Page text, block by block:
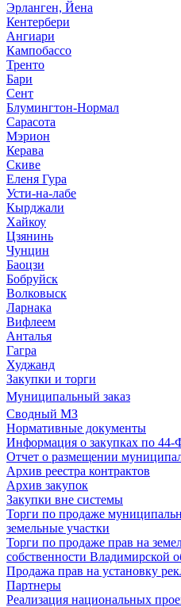
Эрланген, Йена
Кентербери
Ангиари
Кампобассо
Тренто
Бари
Сент
Блумингтон-Нормал
Сарасота
Мэрион
Керава
Скиве
Еленя Гура
Усти-на-лабе
Кырджали
Хайкоу
Цзянинь
Чунцин
Баоцзи
Бобруйск
Волковыск
Ларнака
Вифлеем
Анталья
Гагра
Худжанд
Закупки и торги
Муниципальный заказ
Сводный МЗ
Нормативные документы
Информация о закупках по 44-
Отчет о размещении
Архив реестра контрактов
Архив закупок
Закупки вне системы
Торги по продаже
земельные участки
Торги по продаже прав на
собственности Владимирской
Продажа прав на установку
Партнеры
Реализация национальных